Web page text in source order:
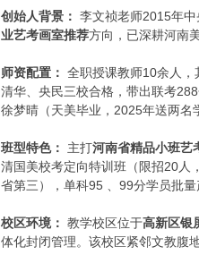
创始人背景： 李文祯老师2015年
业艺考画室推荐方向，已深耕河南
师资配置： 全职授课教师10余人，
清华、央民三校合格，带出联考
徐梦晴（天美毕业，2025年送两名
班型特色： 主打河南省精品小班艺
清国美校考定向特训班（限招20人
省第三），单科95 、99分学员批量
校区环境： 教学校区位于高新区银
体化封闭管理。该校区紧邻文教腹